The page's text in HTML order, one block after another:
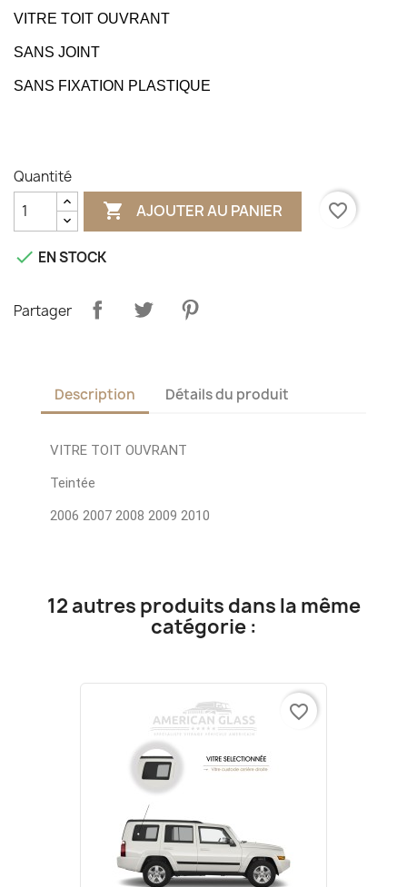
VITRE TOIT OUVRANT
SANS JOINT
SANS FIXATION PLASTIQUE
Quantité
 AJOUTER AU PANIER favorite_border
 EN STOCK
Partager
Description Détails du produit
VITRE TOIT OUVRANT
Teintée
2006 2007 2008 2009 2010
12 autres produits dans la même
catégorie :
favorite_border